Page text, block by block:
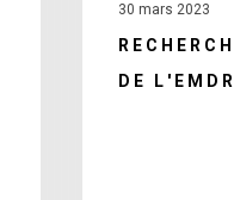
30 mars 2023
DE